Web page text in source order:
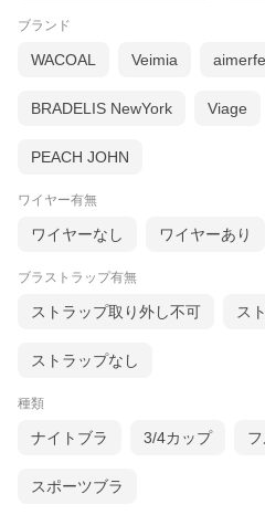
ブランド
WACOAL Veimia
BRADELIS NewYork Viage
PEACH JOHN
ワイヤー有無
ワイヤーなし ワイヤーあり
ブラストラップ有無
ストラップ取り外し不可 ス
ストラップなし
種類
ナイトブラ 3/4カップ
スポーツブラ